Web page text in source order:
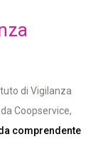
di Vigilanza
Coopservice,
comprendente